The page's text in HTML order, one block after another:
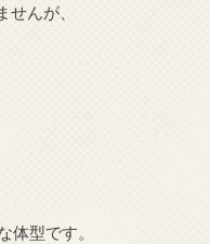
んが、
体型です。